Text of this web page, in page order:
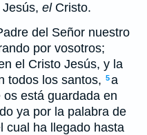
elCristo.
del Señor nuestro
por vosotros;
el Cristo Jesús, y la
todos los santos, 5a
está guardada en
ya por la palabra de
cual ha llegado hasta